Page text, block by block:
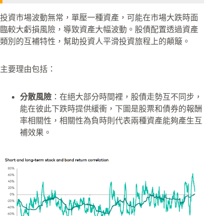
投資市場波動無常，單壓一種資產，可能在市場大跌時面
臨較大虧損風險，導致資產大幅波動。股債配置透過資產
類別的互補特性，幫助投資人平滑投資旅程上的顛簸。
主要理由包括：
分散風險 ：在絕大部分時間裡，股債走勢互不同步，
能在彼此下跌時提供緩衝，下圖是股票和債券的報酬
率相關性，相關性為負時則代表兩種資產能夠產生互
補效果。